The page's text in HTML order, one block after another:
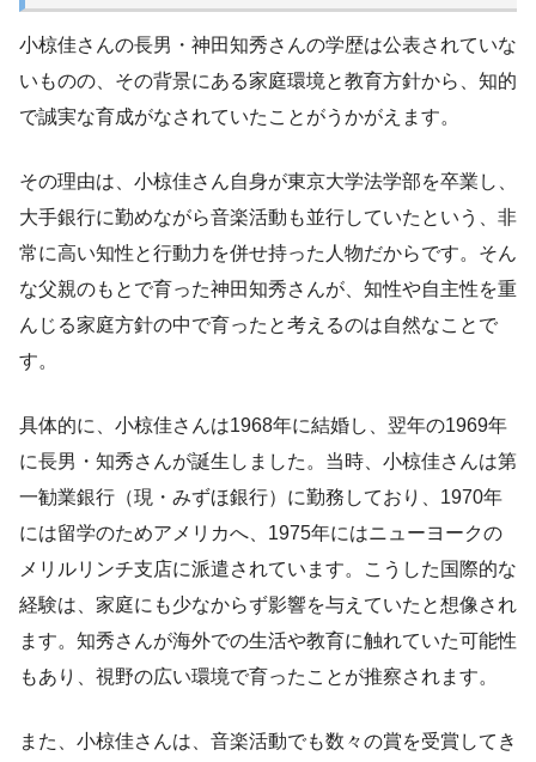
小椋佳さんの長男・神田知秀さんの学歴は公表されていな
いものの、その背景にある家庭環境と教育方針から、知的
で誠実な育成がなされていたことがうかがえます。
その理由は、小椋佳さん自身が東京大学法学部を卒業し、
大手銀行に勤めながら音楽活動も並行していたという、非
常に高い知性と行動力を併せ持った人物だからです。そん
な父親のもとで育った神田知秀さんが、知性や自主性を重
んじる家庭方針の中で育ったと考えるのは自然なことで
す。
具体的に、小椋佳さんは1968年に結婚し、翌年の1969年
に長男・知秀さんが誕生しました。当時、小椋佳さんは第
一勧業銀行（現・みずほ銀行）に勤務しており、1970年
には留学のためアメリカへ、1975年にはニューヨークの
メリルリンチ支店に派遣されています。こうした国際的な
経験は、家庭にも少なからず影響を与えていたと想像され
ます。知秀さんが海外での生活や教育に触れていた可能性
もあり、視野の広い環境で育ったことが推察されます。
また、小椋佳さんは、音楽活動でも数々の賞を受賞してき